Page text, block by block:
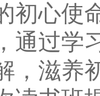
初心使
通过学
，滋养